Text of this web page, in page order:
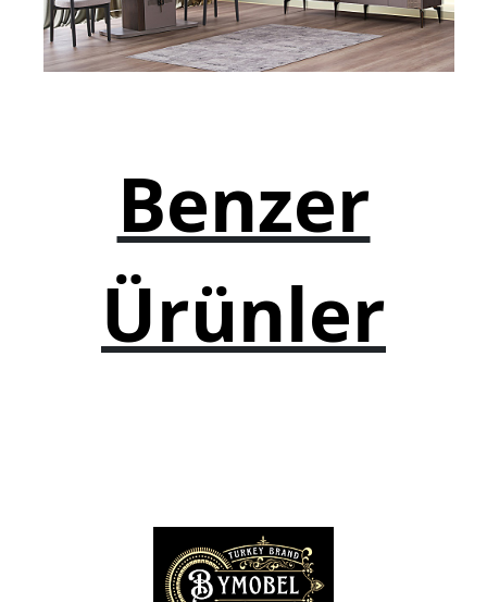
TV Sehpası
Otel Mobilyaları
Ofis Mobilyaları
Ofis Masaları
Ofis Koltukları
Ofis Dolapları
Çocuk Mobilyaları
Benzer
Ürünler